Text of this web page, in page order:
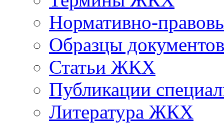
Нормативно-
Образцы документов
Статьи ЖКХ
Публикации
Литература ЖКХ